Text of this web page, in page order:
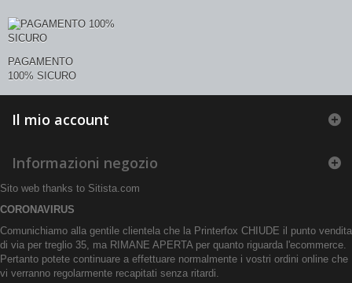
PAGAMENTO
100% SICURO
Il mio account
Informazioni negozio
Sito web thanks to Sitista.com
CORONAVIRUS
Comunichiamo alla gentile clientela che la Printerfox CHIUDE il punto vendita
di via per treglio 35, ma RIMANE APERTA per quanto riguarda l'ecommerce.
Pertanto potete continuare a effettuare normalmente i vostri ordini online che
vi verranno regolarmente recapitati senza ritardi.